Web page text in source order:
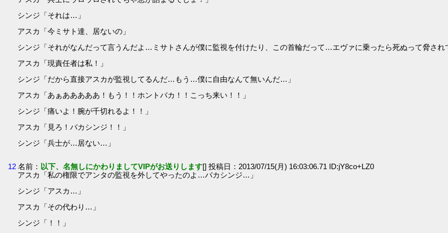
シンジ「それは…」
アスカ「今ミサト達、居ないの」
シンジ「それがなんだって言うんだよ…ミサトさんが僕に監視を付けたり、この首輪だって…エヴァに乗ったら死ぬって脅さ
アスカ「現責任者は私！」
シンジ「だから直接アスカが監視してるんだ…もう…僕に自由なんて無いんだ…」
アスカ「あぁあああああ！もう！！ホントバカ！！こっち来い！！」
シンジ「痛いよ！腕が千切れるよ！！」
アスカ「見ろ！バカシンジ！！」
シンジ「兵士が…居ない…」
12 名前： 以下、名無しにかわりましてVIPがお送りします[] 投稿日：2013/07/15(月) 16:03:06.71 ID:jY8co+LZ0
アスカ「私の権限でアンタの監視を外してやったのよ…バカシンジ…」
シンジ「アスカ…」
アスカ「その代わり…」
シンジ「！！」